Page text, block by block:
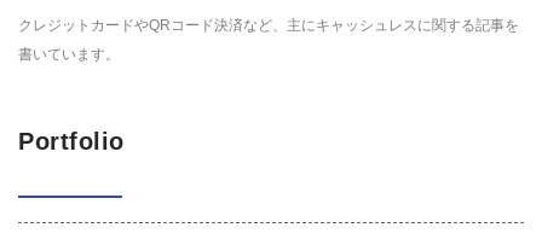
クレジットカードやQRコード決済など、主にキャッシュレスに関する記事を
書いています。
Portfolio